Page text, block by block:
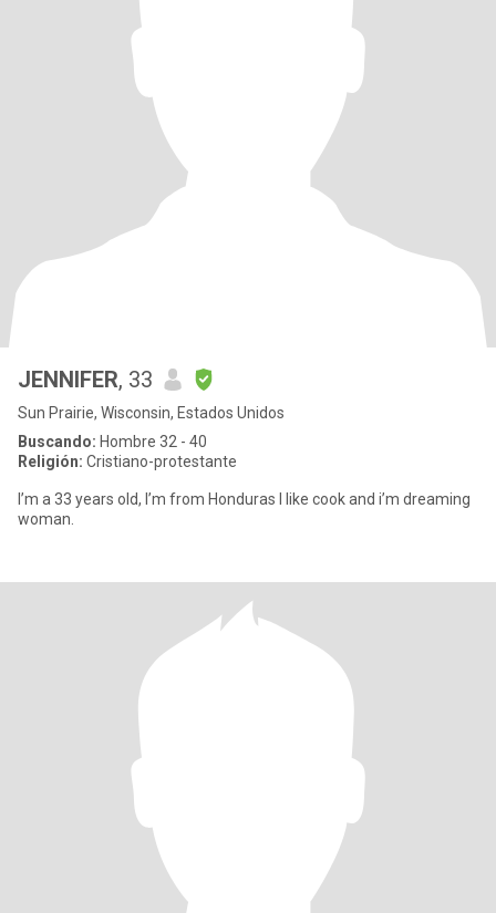
JENNIFER, 33
Sun Prairie, Wisconsin, Estados Unidos
Buscando: Hombre 32 - 40
Religión: Cristiano-protestante
I’m a 33 years old, I’m from Honduras I like cook and i’m dreaming
woman.